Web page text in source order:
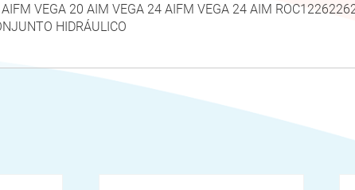
VEGA 20 AIM VEGA 24 AIFM VEGA 24 AIM
HIDRÁULICO